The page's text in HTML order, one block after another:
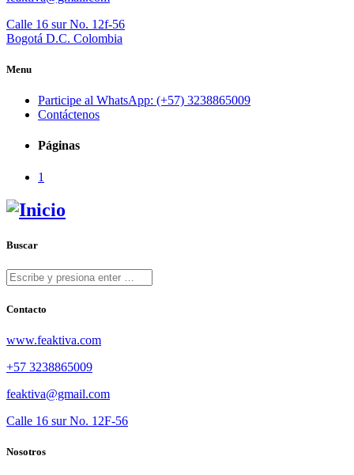
Calle 16 sur No. 12f-56
Bogotá D.C. Colombia
Menu
Participe al WhatsApp: (+57) 3238865009
Contáctenos
Páginas
1
Buscar
Contacto
www.feaktiva.com
+57 3238865009
feaktiva@gmail.com
Calle 16 sur No. 12F-56
Nosotros